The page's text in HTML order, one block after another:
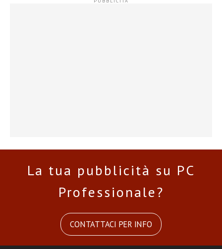
La tua pubblicità su PC
Professionale?
CONTATTACI PER INFO